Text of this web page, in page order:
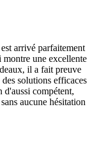
arrivé parfaitement
montre une excellente
il a fait preuve
solutions efficaces
compétent,
aucune hésitation